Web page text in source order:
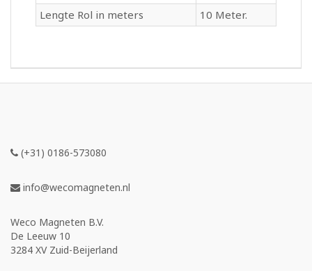
Lengte Rol in meters
10 Meter.
(+31) 0186-573080
info@wecomagneten.nl
Weco Magneten B.V.
De Leeuw 10
3284 XV Zuid-Beijerland